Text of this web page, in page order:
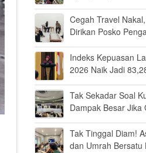
Saudi
Cegah Travel
Dirikan Posko
Indeks Kepuasan
2026 Naik Jadi
Tak Sekadar Soal
Dampak Besar Jika
Tak Tinggal Diam!
dan Umrah Bersatu